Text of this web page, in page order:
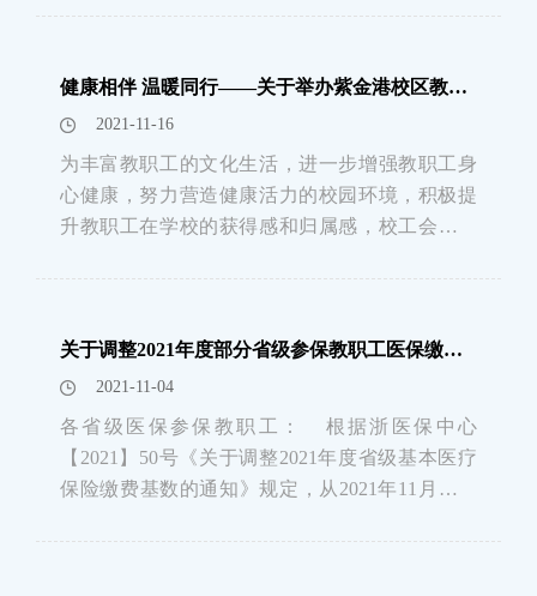
年冬天服用1剂即可有效缓解手脚冰凉的问题。华
东
健康相伴 温暖同行——关于举办紫金港校区教职工健步走活动的通知
2021-11-16
为丰富教职工的文化生活，进一步增强教职工身
心健康，努力营造健康活力的校园环境，积极提
升教职工在学校的获得感和归属感，校工会联合
健康工作五十年，幸福生活一辈子
关于调整2021年度部分省级参保教职工医保缴费基数的通知
2021-11-04
各省级医保参保教职工： 根据浙医保中心
【2021】50号《关于调整2021年度省级基本医疗
保险缴费基数的通知》规定，从2021年11月起调